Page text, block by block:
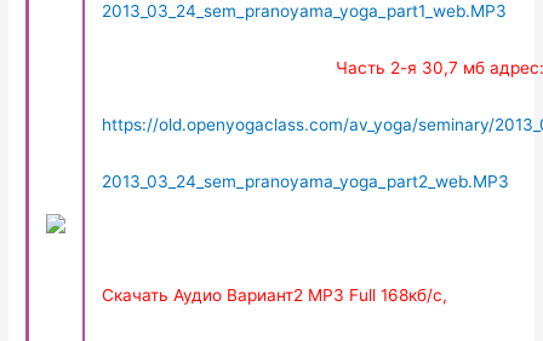
2013_03_24_sem_pranoyama_yoga_part1_web.MP3
Часть 2-я 30,7 мб адрес:
https://old.openyogaclass.com/av_yoga/seminary/
2013_03_24_sem_pranoyama_yoga_part2_web.MP3
Скачать Аудио Вариант2 MP3 Full 168кб/с,